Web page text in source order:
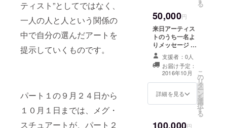
ティスト”としてではなく、
一人の人と人という関係の
中で自分の選んだアートを
提示していくものです。
パート１の９月２４日から
１０月１日までは、メグ・
スチュアートが、パート２
発表。
2005年から
パリでも
オービタル
リンクを開
催。自作品
も定期的に
2007年、出
ンしたT
シャツ
をプレ
ゼント
しま
す。
（写真
はサン
プルで
５キロ玄米を差
し上げます。 今
回のツアーのド
ローイングをデ
ザインしたTシャ
ツをプレゼント
します。
えください。あ
なたへの個別の
特別なメッセー
ジです。 webに
希望の名義でお
名前掲載（希望
の方） 今回のツ
アーのために用
意しパッケージ
したspooning!!
支援米（亀山の
おいしいお米）
を差し上げま
る
50,000円
来日アーティス
トのうち一名よ
りメッセージ ヨ
シコ・チュウ
マ、メグ・ス
チュアート、ス
テファニー・マ
ハのうち一名か
らのあなたへの
えください。あ
支援者：0人
お届け予定：
2016年10月
詳細を見る
こ
の
リ
タ
ー
ン
を
選
択
す
る
円